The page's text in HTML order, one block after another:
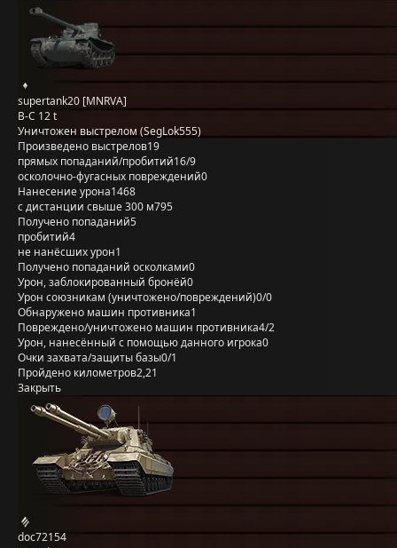
supertank20 [MNRVA]
B-C 12 t
Уничтожен выстрелом (SegLok555)
Произведено выстрелов19
прямых попаданий/пробитий16/9
осколочно-фугасных повреждений0
Нанесение урона1468
с дистанции свыше 300 м795
Получено попаданий5
пробитий4
не нанёсших урон1
Получено попаданий осколками0
Урон, заблокированный бронёй0
Урон союзникам (уничтожено/повреждений)0/0
Обнаружено машин противника1
Повреждено/уничтожено машин противника4/2
Урон, нанесённый с помощью данного игрока0
Очки захвата/защиты базы0/1
Пройдено километров2,21
Закрыть
doc72154